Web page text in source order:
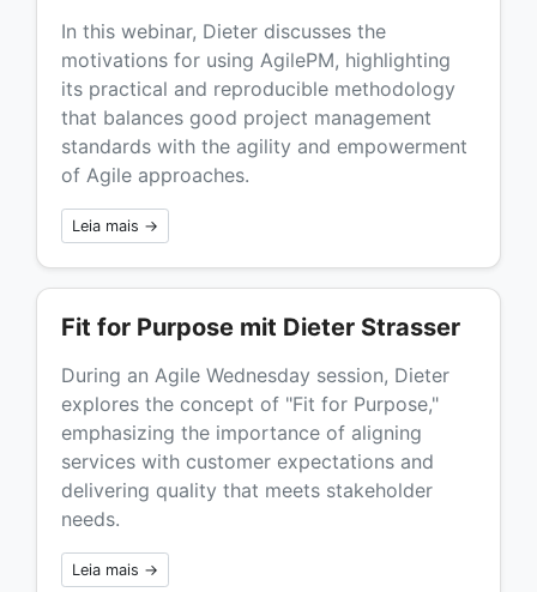
In this webinar, Dieter discusses the
motivations for using AgilePM, highlighting
its practical and reproducible methodology
that balances good project management
standards with the agility and empowerment
of Agile approaches.
Leia mais →
Fit for Purpose mit Dieter Strasser
During an Agile Wednesday session, Dieter
explores the concept of "Fit for Purpose,"
emphasizing the importance of aligning
services with customer expectations and
delivering quality that meets stakeholder
needs.
Leia mais →